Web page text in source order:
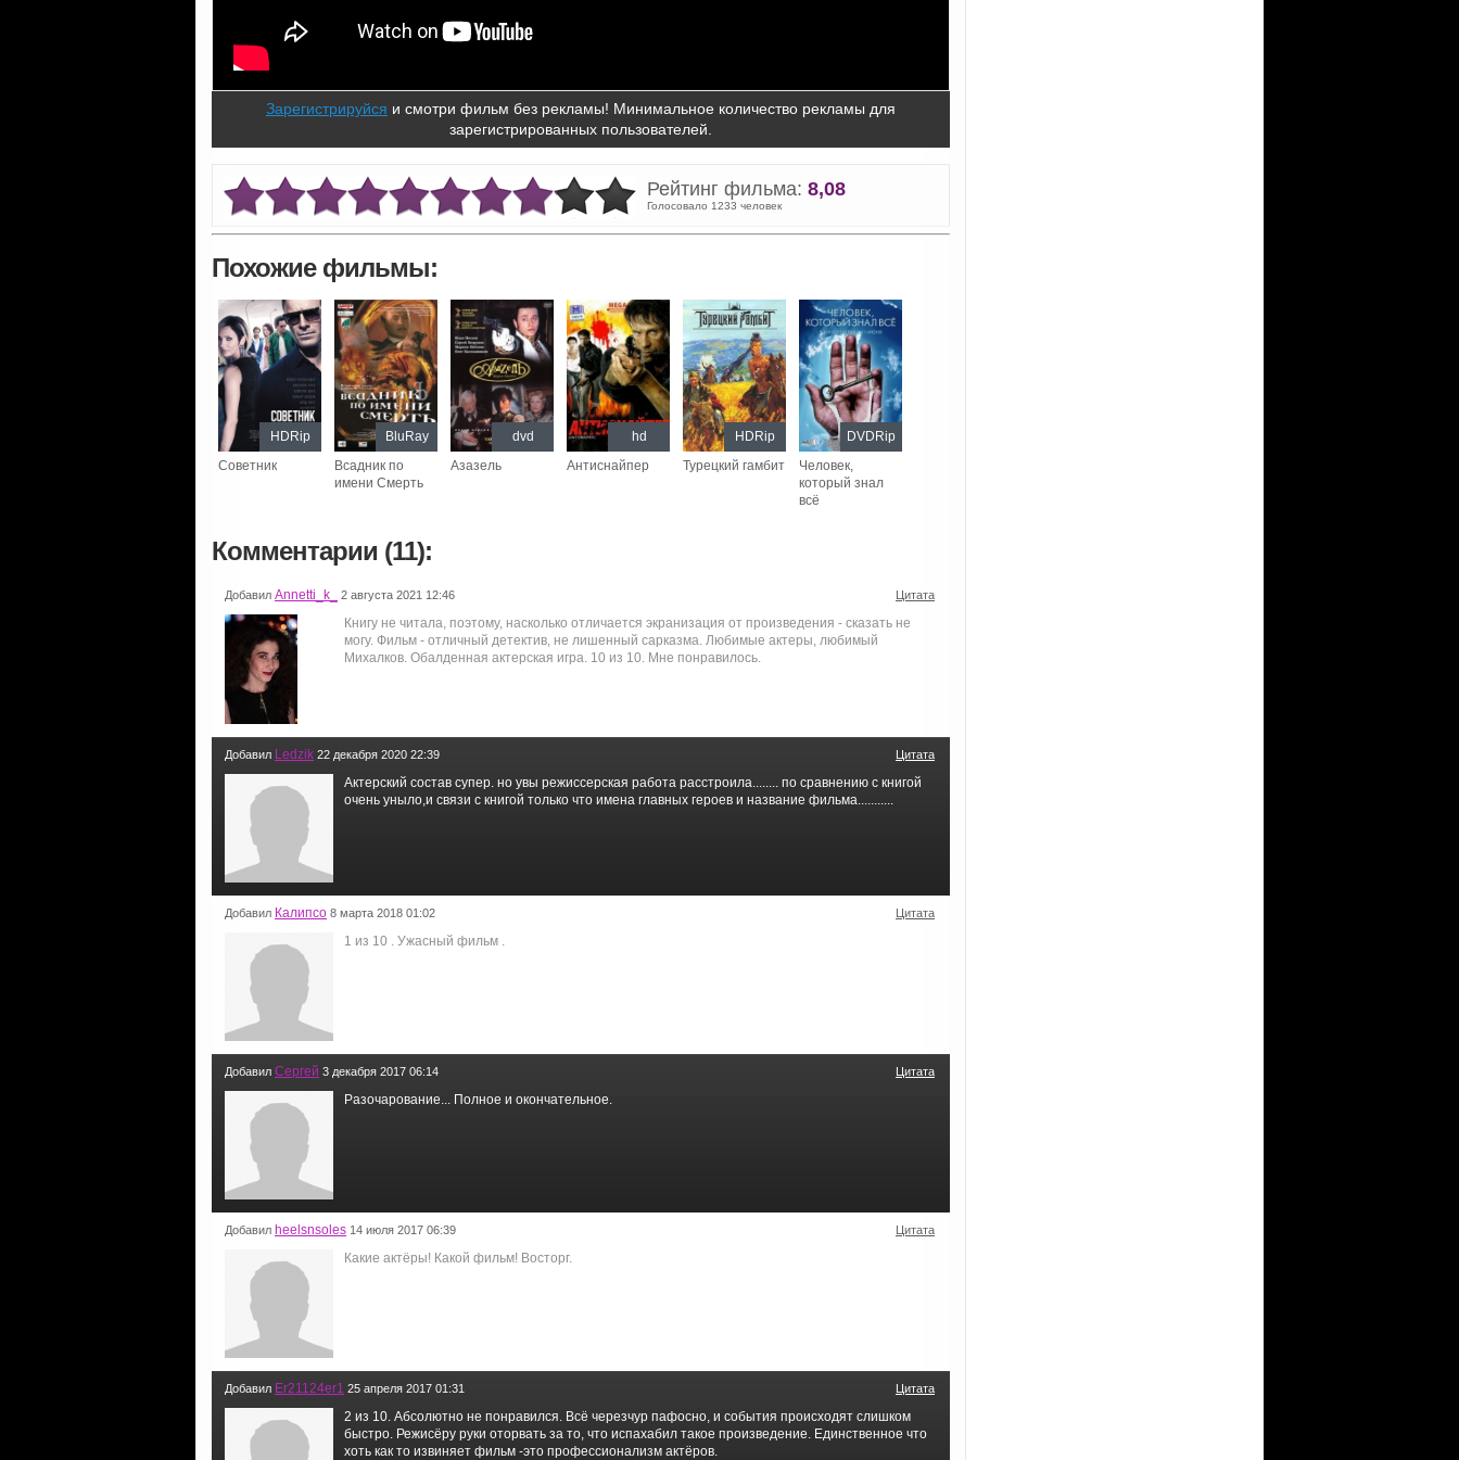
Зарегистрируйся и смотри фильм без рекламы! Минимальное количество рекламы для
зарегистрированных пользователей.
Рейтинг фильма: 8,08
Голосовало 1233 человек
Похожие фильмы:
Советник
HDRip
Всадник по
имени Смерть
BluRay
Азазель
dvd
Антиснайпер
hd
Турецкий гамбит
HDRip
Человек,
который знал
всё
DVDRip
Комментарии (11):
Добавил Annetti_k_ 2 августа 2021 12:46 Цитата
Книгу не читала, поэтому, насколько отличается экранизация от произведения - сказать не
могу. Фильм - отличный детектив, не лишенный сарказма. Любимые актеры, любимый
Михалков. Обалденная актерская игра. 10 из 10. Мне понравилось.
Добавил Ledzik 22 декабря 2020 22:39 Цитата
Актерский состав супер. но увы режиссерская работа расстроила........ по сравнению с книгой
очень уныло,и связи с книгой только что имена главных героев и название фильма...........
Добавил Калипсо 8 марта 2018 01:02 Цитата
1 из 10 . Ужасный фильм .
Добавил Сергей 3 декабря 2017 06:14 Цитата
Разочарование... Полное и окончательное.
Добавил heelsnsoles 14 июля 2017 06:39 Цитата
Какие актёры! Какой фильм! Восторг.
Добавил Er21124er1 25 апреля 2017 01:31 Цитата
2 из 10. Абсолютно не понравился. Всё черезчур пафосно, и события происходят слишком
быстро. Режисёру руки оторвать за то, что испахабил такое произведение. Единственное что
хоть как то извиняет фильм -это профессионализм актёров.